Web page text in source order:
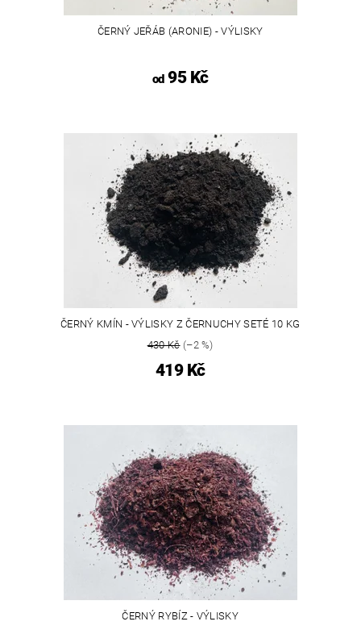
ČERNÝ JEŘÁB (ARONIE) - VÝLISKY
od95 Kč
ČERNÝ KMÍN - VÝLISKY Z ČERNUCHY SETÉ 10 KG
430 Kč(–2 %)
419 Kč
ČERNÝ RYBÍZ - VÝLISKY